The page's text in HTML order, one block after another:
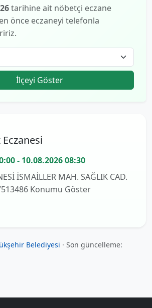
tarihine ait nöbetçi eczane
önce eczaneyi telefonla
İlçeyi Göster
- 10.08.2026 08:30
İSMAİLLER MAH. SAĞLIK CAD.
Konumu Göster
Belediyesi · Son güncelleme: